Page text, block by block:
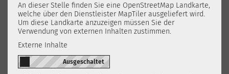
An dieser Stelle finden Sie eine OpenStreetMap Landkarte,
welche über den Dienstleister MapTiler ausgeliefert wird.
Um diese Landkarte anzuzeigen müssen Sie der
Verwendung von externen Inhalten zustimmen.
Externe Inhalte